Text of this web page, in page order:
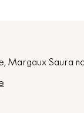
Margaux Saura